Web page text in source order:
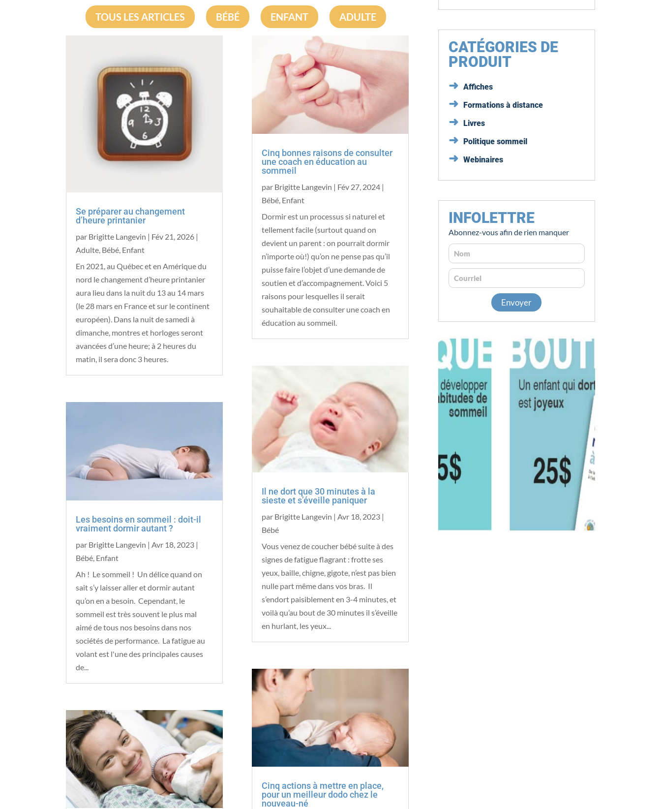
TOUS LES ARTICLES BÉBÉ ENFANT ADULTE
Se préparer au changement
d’heure printanier
par Brigitte Langevin | Fév 21, 2026 |
Adulte, Bébé, Enfant
En 2021, au Québec et en Amérique du
nord le changement d’heure printanier
aura lieu dans la nuit du 13 au 14 mars
(le 28 mars en France et sur le continent
européen). Dans la nuit de samedi à
dimanche, montres et horloges seront
avancées d’une heure; à 2 heures du
matin, il sera donc 3 heures.
Les besoins en sommeil : doit-il
vraiment dormir autant ?
par Brigitte Langevin | Avr 18, 2023 |
Bébé Enfant
Ah ! Le sommeil ! Un délice quand on
sait s’y laisser aller et dormir autant
qu’on en a besoin. Cependant, le
sommeil est très souvent le plus mal
aimé de tous nos besoins dans nos
sociétés de performance. La fatigue au
volant est l'une des principales causes
de...
Cinq bonnes raisons de consulter
une coach en éducation au
sommeil
par Brigitte Langevin | Fév 27, 2024 |
Bébé Enfant
Dormir est un processus si naturel et
tellement facile (surtout quand on
devient un parent : on pourrait dormir
n’importe où!) qu’on ne pense pas qu’il
puisse faire l’objet d’une demande de
soutien et d’accompagnement. Voici 5
raisons pour lesquelles il serait
souhaitable de consulter une coach en
éducation au sommeil.
Il ne dort que 30 minutes à la
sieste et s’éveille paniquer
par Brigitte Langevin | Avr 18, 2023 |
Bébé
Vous venez de coucher bébé suite à des
signes de fatigue flagrant : frotte ses
yeux, baille, chigne, gigote, n’est pas bien
nulle part même dans vos bras. Il
s’endort paisiblement en 3-4 minutes, et
voilà qu’au bout de 30 minutes il s’éveille
en hurlant, les yeux...
Cinq actions à mettre en place,
pour un meilleur dodo chez le
nouveau-né
CATÉGORIES DE
PRODUIT
Affiches
Formations à distance
Livres
Politique sommeil
Webinaires
INFOLETTRE
Abonnez-vous afin de rien manquer